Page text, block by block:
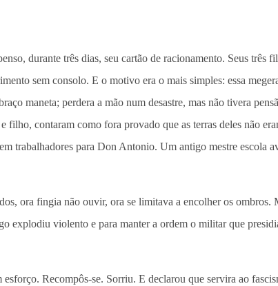
durante três dias, seu cartão de racionamento. Seus três
sem consolo. E o motivo era o mais simples: essa
maneta; perdera a mão num desastre, mas não tivera
filho, contaram como fora provado que as terras deles não
trabalhadores para Don Antonio. Um antigo mestre escola
ora fingia não ouvir, ora se limitava a encolher os
explodiu violento e para manter a ordem o militar que
Recompôs-se. Sorriu. E declarou que servira ao